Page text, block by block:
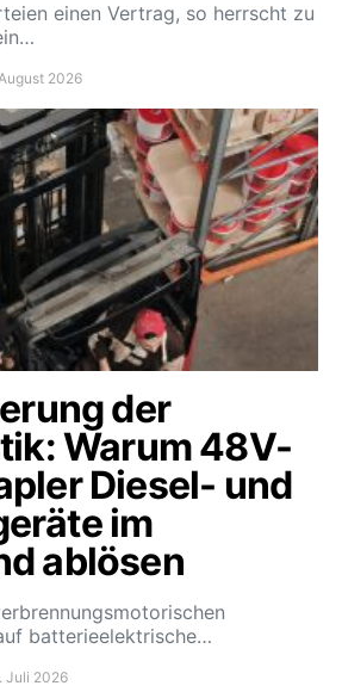
einen Vertrag, so herrscht zu
2026
der
Warum 48V-
Diesel- und
im
ablösen
batterieelektrische…
Juli 2026